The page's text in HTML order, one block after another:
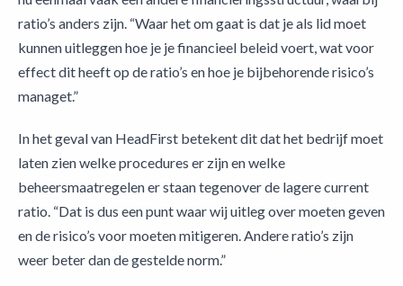
ratio’s anders zijn. “Waar het om gaat is dat je als lid moet
kunnen uitleggen hoe je je financieel beleid voert, wat voor
effect dit heeft op de ratio’s en hoe je bijbehorende risico’s
managet.”
In het geval van HeadFirst betekent dit dat het bedrijf moet
laten zien welke procedures er zijn en welke
beheersmaatregelen er staan tegenover de lagere current
ratio. “Dat is dus een punt waar wij uitleg over moeten geven
en de risico’s voor moeten mitigeren. Andere ratio’s zijn
weer beter dan de gestelde norm.”